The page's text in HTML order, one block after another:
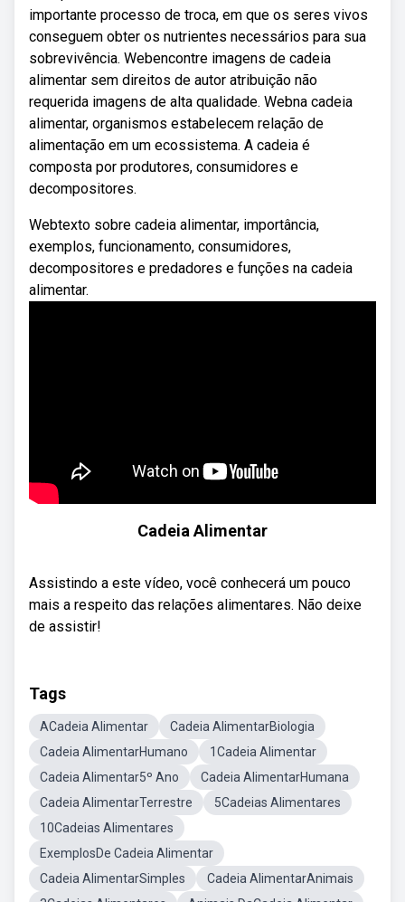
importante processo de troca, em que os seres vivos
conseguem obter os nutrientes necessários para sua
sobrevivência. Webencontre imagens de cadeia
alimentar sem direitos de autor atribuição não
requerida imagens de alta qualidade. Webna cadeia
alimentar, organismos estabelecem relação de
alimentação em um ecossistema. A cadeia é
composta por produtores, consumidores e
decompositores.
Webtexto sobre cadeia alimentar, importância,
exemplos, funcionamento, consumidores,
decompositores e predadores e funções na cadeia
alimentar.
Cadeia Alimentar
Assistindo a este vídeo, você conhecerá um pouco
mais a respeito das relações alimentares. Não deixe
de assistir!
Tags
ACadeia Alimentar
Cadeia AlimentarBiologia
Cadeia AlimentarHumano
1Cadeia Alimentar
Cadeia Alimentar5º Ano
Cadeia AlimentarHumana
Cadeia AlimentarTerrestre
5Cadeias Alimentares
10Cadeias Alimentares
ExemplosDe Cadeia Alimentar
Cadeia AlimentarSimples
Cadeia AlimentarAnimais